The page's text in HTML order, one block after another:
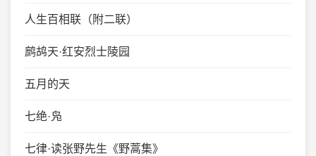
人生百相联（附二联）
鹧鸪天·红安烈士陵园
五月的天
七绝·凫
七律·读张野先生《野蒿集》